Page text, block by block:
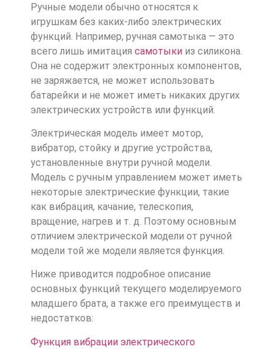
Ручные модели обычно относятся к
игрушкам без каких-либо электрических
функций. Например, ручная самотыка — это
всего лишь имитация самотыки из силикона.
Она не содержит электронных компонентов,
не заряжается, не может использовать
батарейки и не может иметь никаких других
электрических устройств или функций.
Электрическая модель имеет мотор,
вибратор, стойку и другие устройства,
установленные внутри ручной модели.
Модель с ручным управлением может иметь
некоторые электрические функции, такие
как вибрация, качание, телескопия,
вращение, нагрев и т. д. Поэтому основным
отличием электрической модели от ручной
модели той же модели является функция.
Ниже приводится подробное описание
основных функций текущего моделируемого
младшего брата, а также его преимуществ и
недостатков:
Функция вибрации электрического